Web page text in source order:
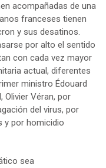
acompañadas de una
franceses tienen
y sus desatinos.
por alto el sentido
con cada vez mayor
actual, diferentes
ministro Édouard
Olivier Véran, por
del virus, por
y por homicidio
sea